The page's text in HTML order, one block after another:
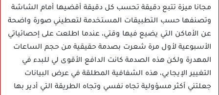
مجانا ميزة تتبع دقيقة تحسب كل دقيقة أقضيها أمام الشاشة
وتصنفها حسب التطبيقات المستخدمة لتعطيني صورة واضحة
عن الأماكن التي يضيع فيها وقتي، عندما اطلعت على إحصائياتي
الأسبوعية لأول مرة شعرت بصدمة حقيقية من حجم الساعات
المهدرة ولكن هذه الصدمة كانت الدافع الأقوى لي للبدء في
التغيير الإيجابي، هذه الشفافية المطلقة في عرض البيانات
جعلتني أكثر مسؤولية تجاه نفسي وتجاه الطريقة التي أدير بها